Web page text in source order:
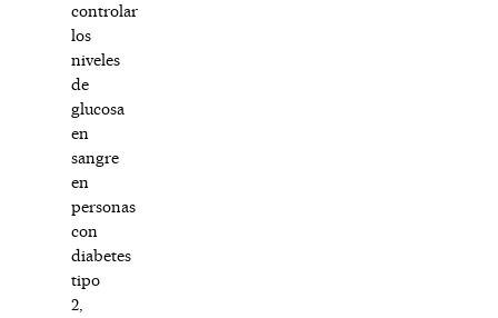
controlar
los
niveles
de
glucosa
en
sangre
en
personas
con
diabetes
tipo
2,